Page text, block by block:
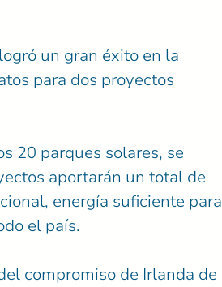
un gran éxito en la
para dos proyectos
20 parques solares, se
aportarán un total de
energía suficiente para
el país.
compromiso de Irlanda de